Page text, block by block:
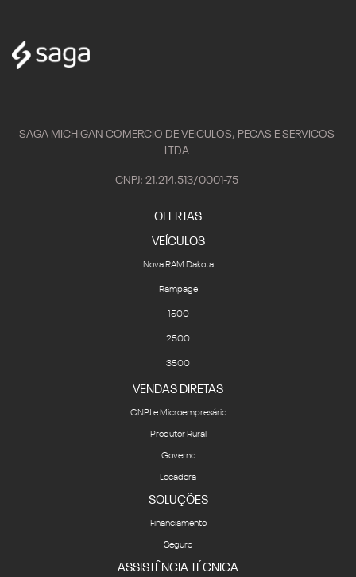
LTDA
CNPJ: 21.214.513/0001-75
VEÍCULOS
Nova RAM Dakota
Rampage
1500
2500
3500
VENDAS DIRETAS
CNPJ e Microempresário
Produtor Rural
Governo
Locadora
SOLUÇÕES
Financiamento
Seguro
ASSISTÊNCIA TÉCNICA
Revisões e serviços